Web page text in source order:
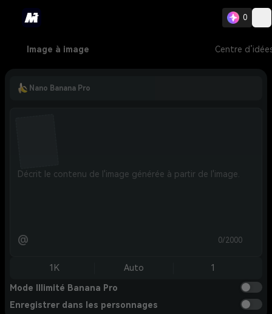
0
Image à image Centre
Nano Banana Pro
@ 0/2000
1K Auto 1
Mode Illimité Banana Pro
Enregistrer dans les personnages